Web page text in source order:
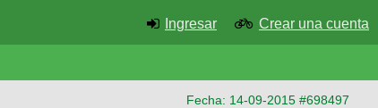
Ingresar Crear una cuenta
Fecha: 14-09-2015 #698497